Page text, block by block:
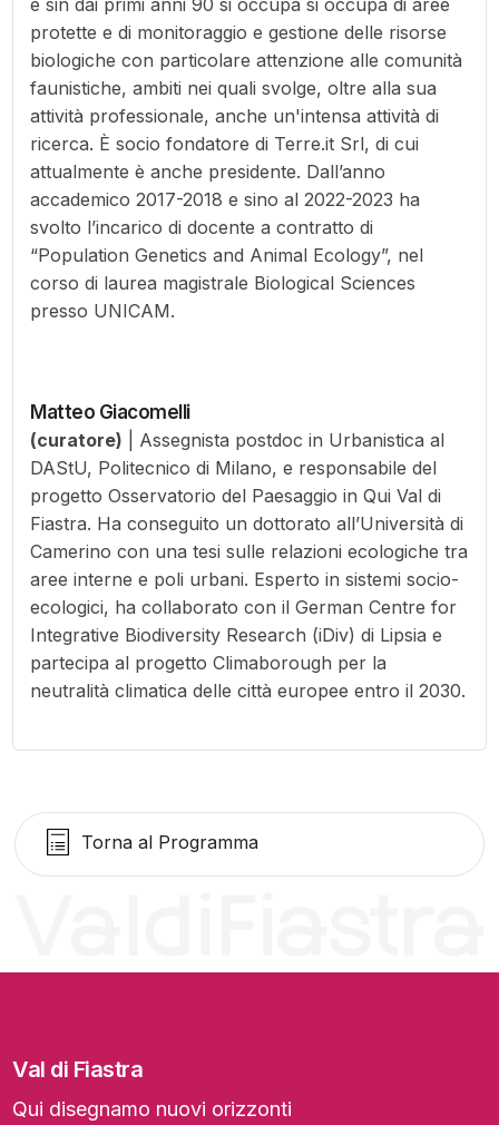
protette e di monitoraggio e gestione delle risorse
biologiche con particolare attenzione alle comunità
faunistiche, ambiti nei quali svolge, oltre alla sua
attività professionale, anche un'intensa attività di
ricerca. È socio fondatore di Terre.it Srl, di cui
attualmente è anche presidente. Dall’anno
accademico 2017-2018 e sino al 2022-2023 ha
svolto l’incarico di docente a contratto di
“Population Genetics and Animal Ecology”, nel
corso di laurea magistrale Biological Sciences
presso UNICAM.
Matteo Giacomelli
(curatore) | Assegnista postdoc in Urbanistica al
DAStU, Politecnico di Milano, e responsabile del
progetto Osservatorio del Paesaggio in Qui Val di
Fiastra. Ha conseguito un dottorato all’Università di
Camerino con una tesi sulle relazioni ecologiche tra
aree interne e poli urbani. Esperto in sistemi socio-
ecologici, ha collaborato con il German Centre for
Integrative Biodiversity Research (iDiv) di Lipsia e
partecipa al progetto Climaborough per la
neutralità climatica delle città europee entro il 2030.
Torna al Programma
Val di Fiastra
Qui disegnamo nuovi orizzonti